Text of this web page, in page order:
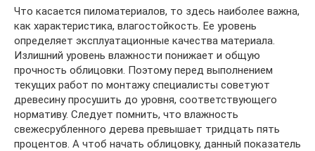
Что касается пиломатериалов, то здесь наиболее важна,
как характеристика, влагостойкость. Ее уровень
определяет эксплуатационные качества материала.
Излишний уровень влажности понижает и общую
прочность облицовки. Поэтому перед выполнением
текущих работ по монтажу специалисты советуют
древесину просушить до уровня, соответствующего
нормативу. Следует помнить, что влажность
свежесрубленного дерева превышает тридцать пять
процентов. А чтоб начать облицовку, данный показатель